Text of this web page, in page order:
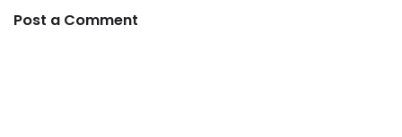
Post a Comment